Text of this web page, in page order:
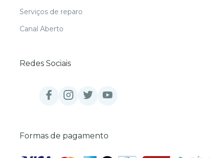
Serviços de reparo
Canal Aberto
Redes Sociais
Formas de pagamento